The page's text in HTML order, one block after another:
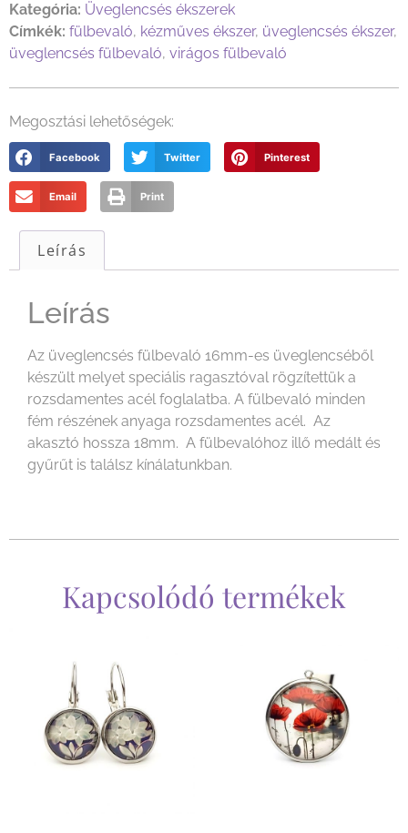
Kategória: Üveglencsés ékszerek
Címkék: fülbevaló, kézműves ékszer, üveglencsés ékszer,
üveglencsés fülbevaló, virágos fülbevaló
Megosztási lehetőségek:
Facebook Twitter Pinterest
Email Print
Leírás
Leírás
Az üveglencsés fülbevaló 16mm-es üveglencséből
készült melyet speciális ragasztóval rögzítettük a
rozsdamentes acél foglalatba. A fülbevaló minden
fém részének anyaga rozsdamentes acél. Az
akasztó hossza 18mm. A fülbevalóhoz illő medált és
gyűrűt is találsz kínálatunkban.
Kapcsolódó termékek